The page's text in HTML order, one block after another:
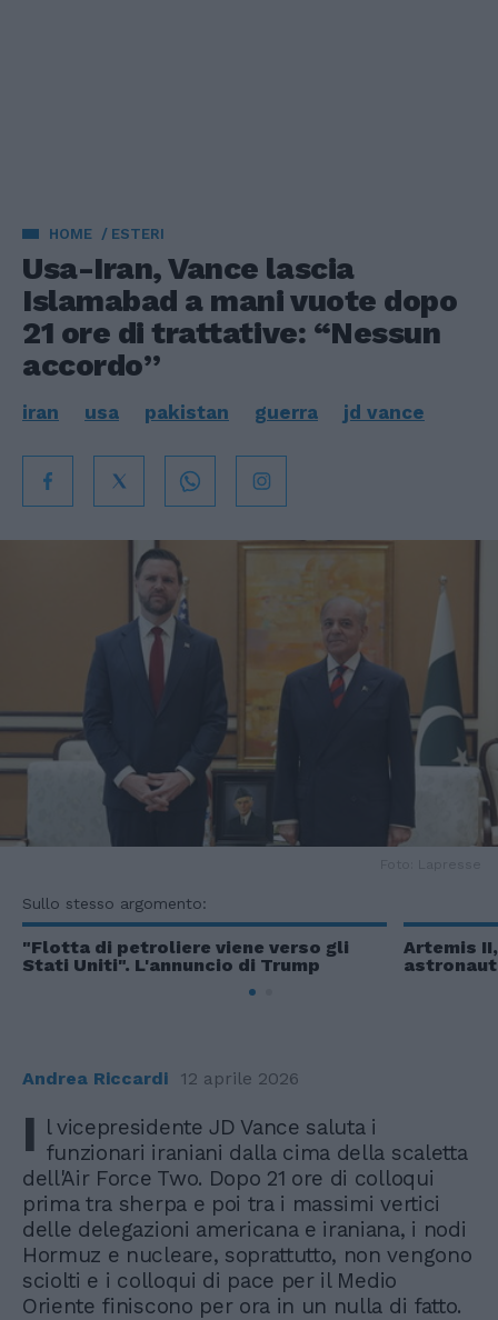
HOME ESTERI
Usa-Iran, Vance lascia
Islamabad a mani vuote dopo
21 ore di trattative: “Nessun
accordo”
iran usa pakistan guerra jd vance
Sullo stesso argomento:
"Flotta di petroliere viene verso gli
Stati Uniti". L'annuncio di Trump
Artemis
Andrea Riccardi 12 aprile 2026
I l vicepresidente JD Vance saluta i
funzionari iraniani dalla cima della scaletta
dell'Air Force Two. Dopo 21 ore di colloqui
prima tra sherpa e poi tra i massimi vertici
delle delegazioni americana e iraniana, i nodi
Hormuz e nucleare, soprattutto, non vengono
sciolti e i colloqui di pace per il Medio
Oriente finiscono per ora in un nulla di fatto.